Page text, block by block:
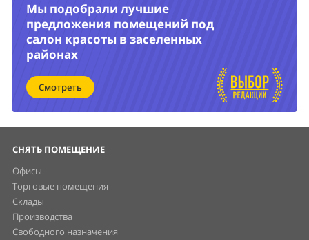
Мы подобрали лучшие
предложения помещений под
салон красоты в заселенных
районах
Смотреть
СНЯТЬ ПОМЕЩЕНИЕ
Офисы
Торговые помещения
Склады
Производства
Свободного назначения